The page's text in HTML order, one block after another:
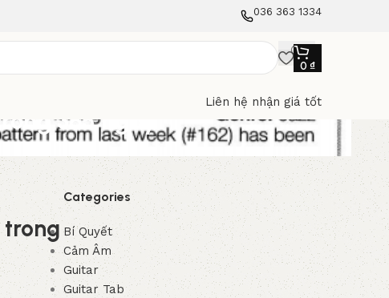
036 363 1334
0 ₫
Liên hệ nhận giá tốt
365 ngày
trong
Categories
Bí Quyết
Cảm Âm
Guitar
Guitar Tab